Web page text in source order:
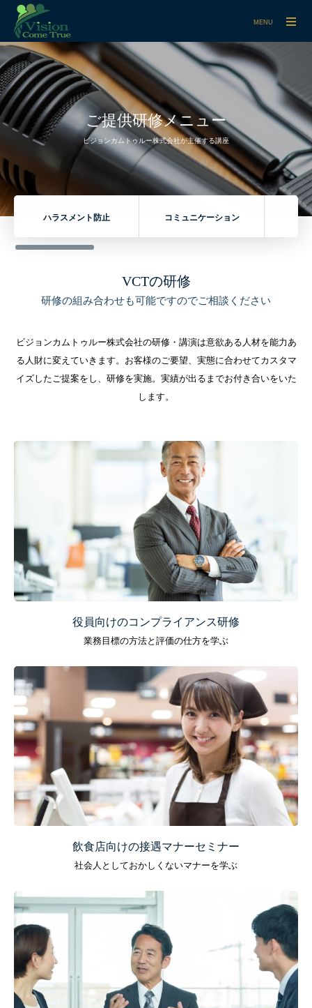
ご提供研修メニュー
ビジョンカムトゥルー株式会社が主催する講座
ハラスメント防止 コミュニケーション リ
VCTの研修
研修の組み合わせも可能ですのでご相談ください
ビジョンカムトゥルー株式会社の研修・講演は意欲ある人材を能力あ
る人財に変えていきます。お客様のご要望、実態に合わせてカスタマ
イズしたご提案をし、研修を実施。実績が出るまでお付き合いをいた
します。
役員向けのコンプライアンス研修
業務目標の方法と評価の仕方を学ぶ
飲食店向けの接遇マナーセミナー
社会人としておかしくないマナーを学ぶ
MENU